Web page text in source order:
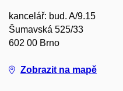
kancelář: bud. A/9.15
Šumavská 525/33
602 00 Brno
Zobrazit na mapě